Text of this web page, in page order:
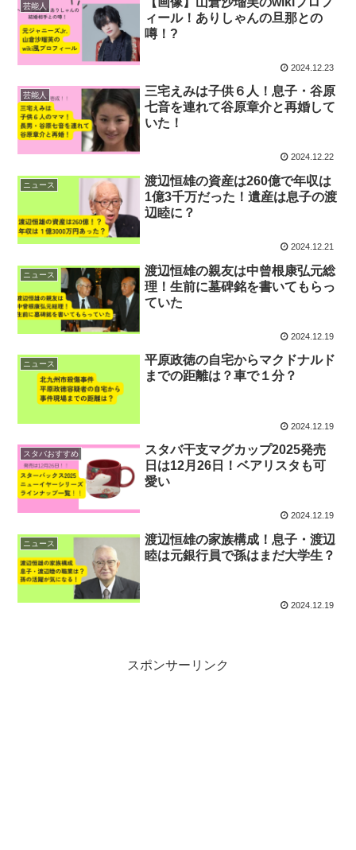
芸能人
ィール！ありしゃんの旦那との
噂！?
2024.12.23
芸能人
三宅えみは子供６人！息子・谷原
七音を連れて谷原章介と再婚して
いた！
2024.12.22
ニュース
渡辺恒雄の資産は260億で年収は
1億3千万だった！遺産は息子の渡
辺睦に？
2024.12.21
ニュース
渡辺恒雄の親友は中曾根康弘元総
理！生前に墓碑銘を書いてもらっ
ていた
2024.12.19
ニュース
平原政徳の自宅からマクドナルド
までの距離は？車で１分？
2024.12.19
スタバおすすめ
スタバ干支マグカップ2025発売
日は12月26日！ベアリスタも可
愛い
2024.12.19
ニュース
渡辺恒雄の家族構成！息子・渡辺
睦は元銀行員で孫はまだ大学生？
2024.12.19
スポンサーリンク